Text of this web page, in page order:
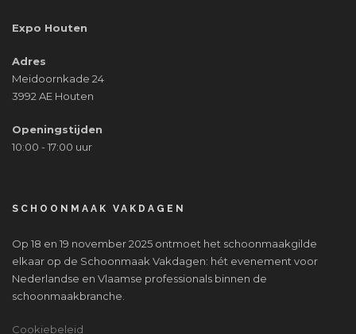
Expo Houten
Adres
Meidoornkade 24
3992 AE Houten
Openingstijden
10:00 - 17:00 uur
SCHOONMAAK VAKDAGEN
Op 18 en 19 november 2025 ontmoet het schoonmaakgilde
elkaar op de Schoonmaak Vakdagen: hét evenement voor
Nederlandse en Vlaamse professionals binnen de
schoonmaakbranche.
Cookiebeleid